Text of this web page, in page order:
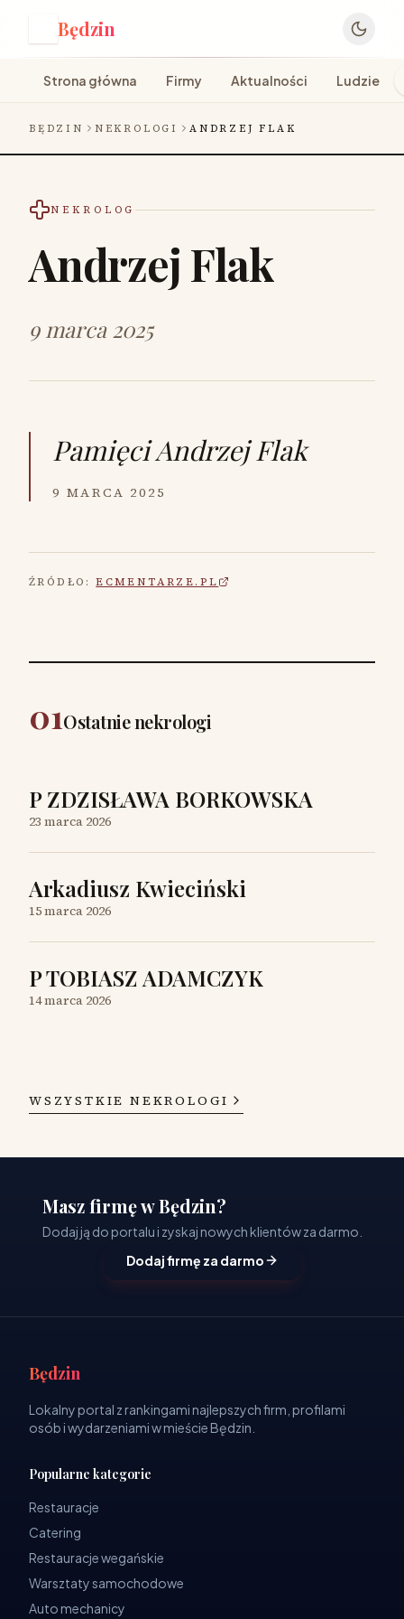
Będzin
Strona główna Firmy Aktualności Ludzie
BĘDZIN NEKROLOGI ANDRZEJ FLAK
NEKROLOG
Andrzej Flak
9 marca 2025
PamięciAndrzej Flak
9 MARCA 2025
ŹRÓDŁO: ECMENTARZE.PL
01Ostatnie nekrologi
P ZDZISŁAWA BORKOWSKA
23 marca 2026
Arkadiusz Kwieciński
15 marca 2026
P TOBIASZ ADAMCZYK
14 marca 2026
WSZYSTKIE NEKROLOGI
Masz firmę w Będzin?
Dodaj ją do portalu i zyskaj nowych klientów za darmo.
Dodaj firmę za darmo
Będzin
Lokalny portal z rankingami najlepszych firm, profilami
osób i wydarzeniami w mieście Będzin.
Popularne kategorie
Restauracje
Catering
Restauracje wegańskie
Warsztaty samochodowe
Auto mechanicy